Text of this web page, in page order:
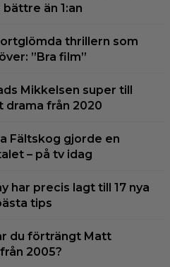
än 1:an
thrillern som
”Bra film”
Mikkelsen super till
drama från 2020
Fältskog gjorde en
– på tv idag
har precis lagt till 17 nya
tips
du förträngt Matt
2005?